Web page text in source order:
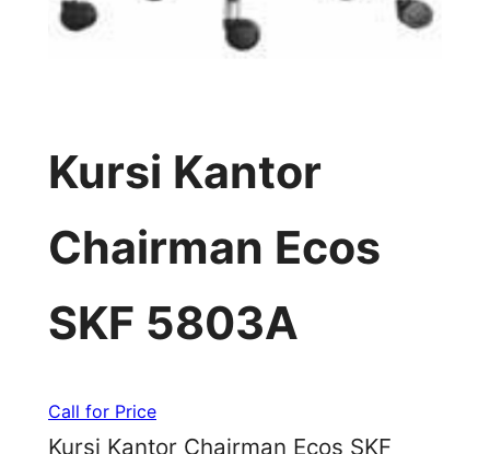
Kursi Kantor
Chairman Ecos
SKF 5803A
Call for Price
Kursi Kantor Chairman Ecos SKF